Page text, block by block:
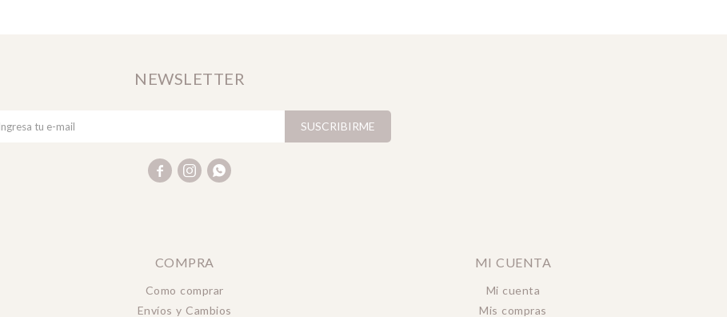
COMPRA
Como comprar
Envíos y Cambios
MI CUENTA
Mi cuenta
Mis compras
NEWSLETTER
SUSCRIBIRME
  